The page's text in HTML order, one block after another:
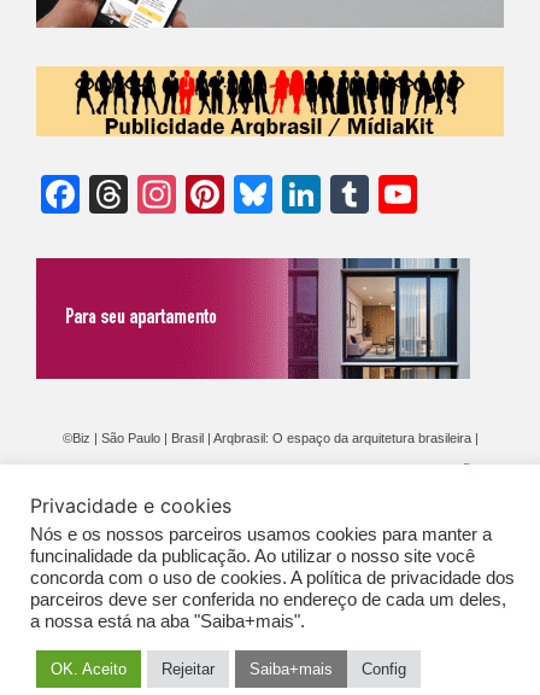
Facebook
Threads
Instagram
Pinterest
Bluesky
LinkedIn
Tumblr
©Biz | São Paulo | Brasil | Arqbrasil: O espaço da arquitetura brasileira |
GERAIS DE PUBLICAÇÃO (CGP
Privacidade e cookies
Nós e os nossos parceiros usamos cookies para manter a
funcinalidade da publicação. Ao utilizar o nosso site você
concorda com o uso de cookies. A política de privacidade dos
parceiros deve ser conferida no endereço de cada um deles,
a nossa está na aba "Saiba+mais".
OK. Aceito Rejeitar Saiba+mais Config